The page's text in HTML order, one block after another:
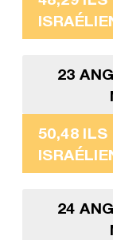
23
50,48 ILS
24